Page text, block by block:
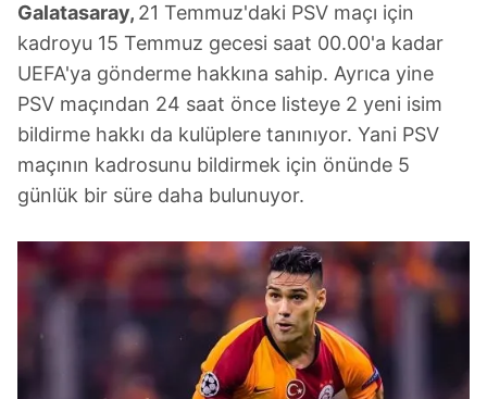
Galatasaray, 21 Temmuz'daki PSV maçı için
kadroyu 15 Temmuz gecesi saat 00.00'a kadar
UEFA'ya gönderme hakkına sahip. Ayrıca yine
PSV maçından 24 saat önce listeye 2 yeni isim
bildirme hakkı da kulüplere tanınıyor. Yani PSV
maçının kadrosunu bildirmek için önünde 5
günlük bir süre daha bulunuyor.